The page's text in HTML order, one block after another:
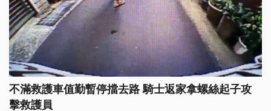
不滿救護車值勤暫停擋去路 騎士返家拿螺絲起子攻
擊救護員